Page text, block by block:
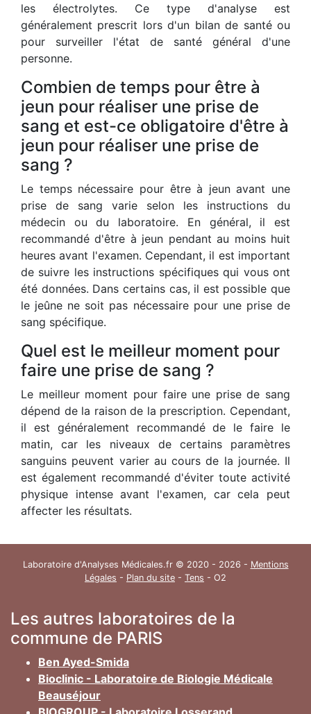
les électrolytes. Ce type d'analyse est
généralement prescrit lors d'un bilan de santé ou
pour surveiller l'état de santé général d'une
personne.
Combien de temps pour être à
jeun pour réaliser une prise de
sang et est-ce obligatoire d'être à
jeun pour réaliser une prise de
sang ?
Le temps nécessaire pour être à jeun avant une
prise de sang varie selon les instructions du
médecin ou du laboratoire. En général, il est
recommandé d'être à jeun pendant au moins huit
heures avant l'examen. Cependant, il est important
de suivre les instructions spécifiques qui vous ont
été données. Dans certains cas, il est possible que
le jeûne ne soit pas nécessaire pour une prise de
sang spécifique.
Quel est le meilleur moment pour
faire une prise de sang ?
Le meilleur moment pour faire une prise de sang
dépend de la raison de la prescription. Cependant,
il est généralement recommandé de le faire le
matin, car les niveaux de certains paramètres
sanguins peuvent varier au cours de la journée. Il
est également recommandé d'éviter toute activité
physique intense avant l'examen, car cela peut
affecter les résultats.
Laboratoire d'Analyses Médicales.fr © 2020 - 2026 - Mentions
Légales - Plan du site - Tens - O2
Les autres laboratoires de la
commune de PARIS
Ben Ayed-Smida
Bioclinic - Laboratoire de Biologie Médicale
Beauséjour